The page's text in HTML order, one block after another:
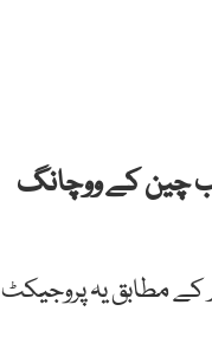
چین کے ووچانگ
مطابق یہ پروجیکٹ